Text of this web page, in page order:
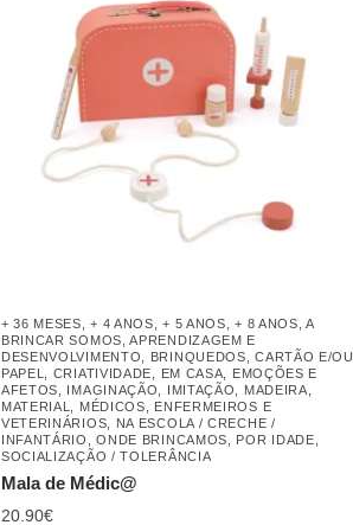
+ 36 MESES ,+ 4 ANOS ,+ 5 ANOS ,+ 8 ANOS ,A
BRINCAR SOMOS ,APRENDIZAGEM E
DESENVOLVIMENTO
BRINQUEDOS ,CARTÃO E/OU
PAPEL
CRIATIVIDADE EM CASA
EMOÇÕES E
AFETOS
IMAGINAÇÃO IMITAÇÃO MADEIRA
MATERIAL
MÉDICOS, ENFERMEIROS E
VETERINÁRIOS
NA ESCOLA / CRECHE /
INFANTÁRIO
,ONDE BRINCAMOS POR IDADE
SOCIALIZAÇÃO / TOLERÂNCIA
Mala de Médic@
20.90€